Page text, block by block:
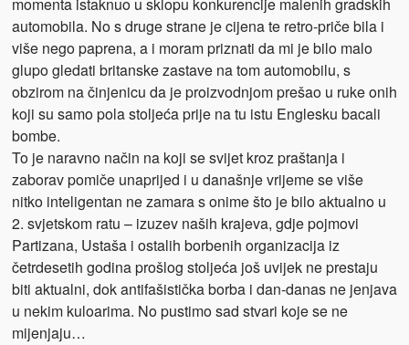
momenta istaknuo u sklopu konkurencije malenih gradskih
automobila. No s druge strane je cijena te retro-priče bila i
više nego paprena, a i moram priznati da mi je bilo malo
glupo gledati britanske zastave na tom automobilu, s
obzirom na činjenicu da je proizvodnjom prešao u ruke onih
koji su samo pola stoljeća prije na tu istu Englesku bacali
bombe.
To je naravno način na koji se svijet kroz praštanja i
zaborav pomiče unaprijed i u današnje vrijeme se više
nitko inteligentan ne zamara s onime što je bilo aktualno u
2. svjetskom ratu – izuzev naših krajeva, gdje pojmovi
Partizana, Ustaša i ostalih borbenih organizacija iz
četrdesetih godina prošlog stoljeća još uvijek ne prestaju
biti aktualni, dok antifašistička borba i dan-danas ne jenjava
u nekim kuloarima. No pustimo sad stvari koje se ne
mijenjaju…